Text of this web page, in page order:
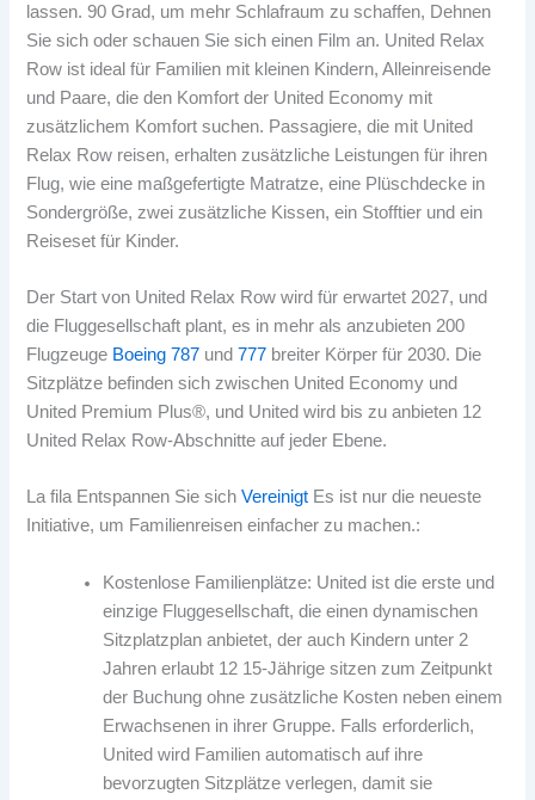
lassen. 90 Grad, um mehr Schlafraum zu schaffen, Dehnen
Sie sich oder schauen Sie sich einen Film an. United Relax
Row ist ideal für Familien mit kleinen Kindern, Alleinreisende
und Paare, die den Komfort der United Economy mit
zusätzlichem Komfort suchen. Passagiere, die mit United
Relax Row reisen, erhalten zusätzliche Leistungen für ihren
Flug, wie eine maßgefertigte Matratze, eine Plüschdecke in
Sondergröße, zwei zusätzliche Kissen, ein Stofftier und ein
Reiseset für Kinder.
Der Start von United Relax Row wird für erwartet 2027, und
die Fluggesellschaft plant, es in mehr als anzubieten 200
Flugzeuge Boeing 787 und777 breiter Körper für 2030. Die
Sitzplätze befinden sich zwischen United Economy und
United Premium Plus®, und United wird bis zu anbieten 12
United Relax Row-Abschnitte auf jeder Ebene.
La fila Entspannen Sie sichVereinigt Es ist nur die neueste
Initiative, um Familienreisen einfacher zu machen.:
Kostenlose Familienplätze: United ist die erste und
einzige Fluggesellschaft, die einen dynamischen
Sitzplatzplan anbietet, der auch Kindern unter 2
Jahren erlaubt 12 15-Jährige sitzen zum Zeitpunkt
der Buchung ohne zusätzliche Kosten neben einem
Erwachsenen in ihrer Gruppe. Falls erforderlich,
United wird Familien automatisch auf ihre
bevorzugten Sitzplätze verlegen, damit sie